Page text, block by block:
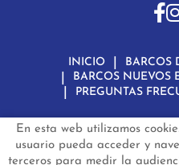
En esta web utilizamos
usuario pueda acceder y
terceros para medir la
INICIO
BARCOS
BARCOS NUEVOS
PREGUNTAS
Aviso Legal
Política
Política de Cookies